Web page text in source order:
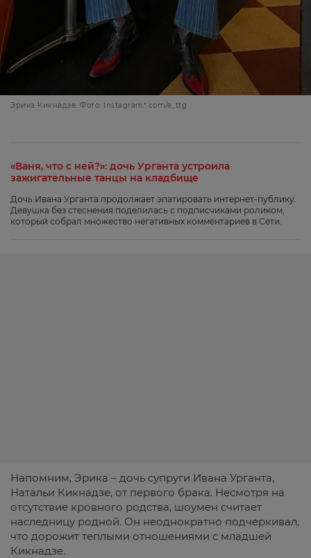
Эрика Кикнадзе. Фото: Instagram*.com/e_ttg
«Ваня, что с ней?»: дочь Урганта устроила
зажигательные танцы на кладбище
Дочь Ивана Урганта продолжает эпатировать интернет-публику.
Девушка без стеснения поделилась с подписчиками роликом,
который собрал множество негативных комментариев в Сети.
Напомним, Эрика – дочь супруги Ивана Урганта,
Натальи Кикнадзе, от первого брака. Несмотря на
отсутствие кровного родства, шоумен считает
наследницу родной. Он неоднократно подчеркивал,
что дорожит теплыми отношениями с младшей
Кикнадзе.